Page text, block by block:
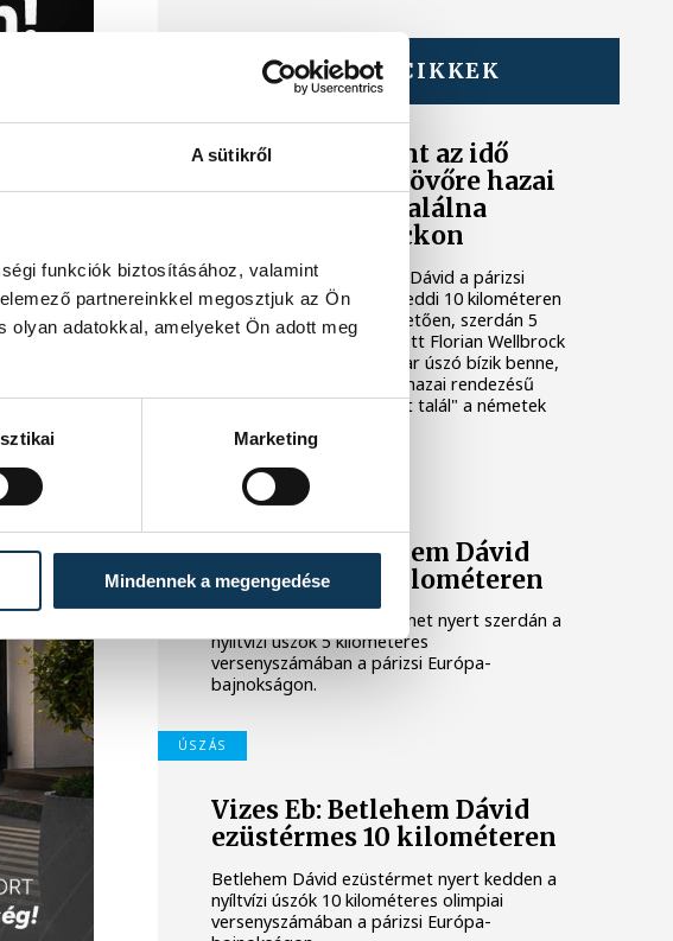
A sütikről
funkciók biztosításához, valamint
partnereinkkel megosztjuk az Ön
olyan adatokkal, amelyeket Ön adott meg
Marketing
Mindennek a megengedése
TOVÁBBI CIKKEK
Betlehem szerint az idő
neki dolgozik, jövőre hazai
környezetben találna
fogást Wellbrockon
A nyíltvízi úszó Betlehem Dávid a párizsi
Európa-bajnokságon a keddi 10 kilométeren
szerzett ezüstérmét követően, szerdán 5
kilométeren is második lett Florian Wellbrock
mögött; a 22 éves magyar úszó bízik benne,
hogy akár már jövőre, a hazai rendezésű
világbajnokságon "fogást talál" a németek
olimpiai bajnokán.
Vizes Eb: Betlehem Dávid
ezüstérmes 5 kilométeren
Betlehem Dávid ezüstérmet nyert szerdán a
nyíltvízi úszók 5 kilométeres
versenyszámában a párizsi Európa-
bajnokságon.
ÚSZÁS
Vizes Eb: Betlehem Dávid
ezüstérmes 10 kilométeren
Betlehem Dávid ezüstérmet nyert kedden a
nyíltvízi úszók 10 kilométeres olimpiai
versenyszámában a párizsi Európa-